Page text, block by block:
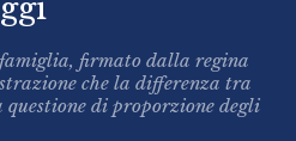
firmato dalla regina
che la differenza tra
questione di proporzione degli